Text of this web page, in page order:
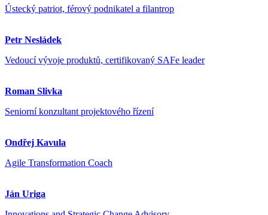
Ústecký patriot, férový podnikatel a filantrop
Petr Nesládek
Vedoucí vývoje produktů, certifikovaný SAFe leader
Roman Slivka
Seniorní konzultant projektového řízení
Ondřej Kavula
Agile Transformation Coach
Ján Uriga